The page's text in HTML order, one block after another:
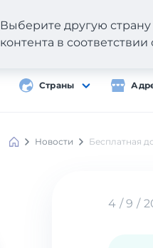
Страны
Выберите другую
контента в
Meest
Новости Бесплатная
4 / 9 /